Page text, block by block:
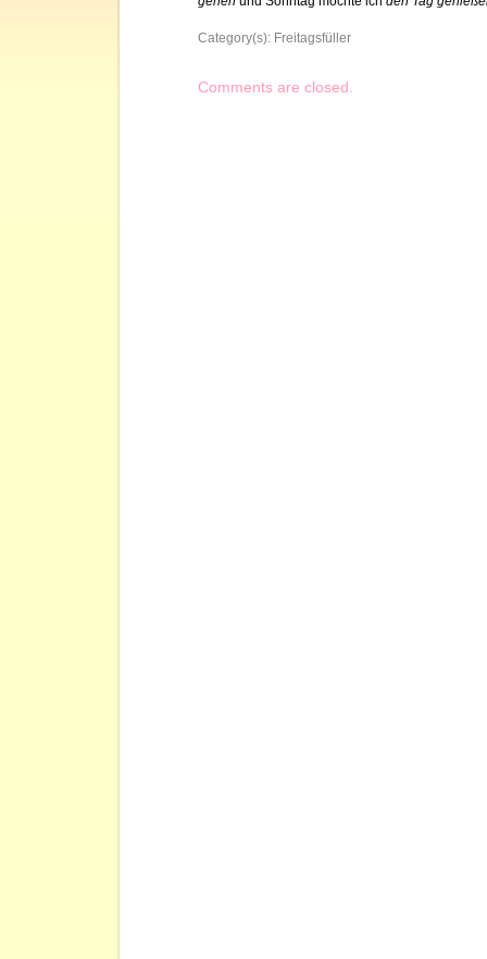
Category(s): Freitagsfüller
Comments are closed.